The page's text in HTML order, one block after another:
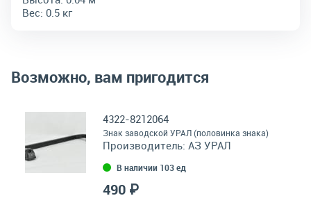
Вес: 0.5 кг
Возможно, вам пригодится
4322-8212064
Знак заводской УРАЛ (половинка знака)
Производитель: АЗ УРАЛ
В наличии 103 ед
490 ₽